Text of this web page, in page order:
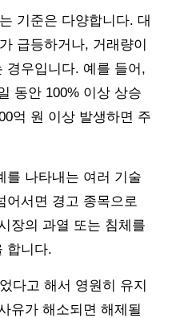
기준은 다양합니다. 대
급등하거나, 거래량이
경우입니다. 예를 들어,
동안 100% 이상 상승
억 원 이상 발생하면 주
를 나타내는 여러 기술
어서면 경고 종목으로
장의 과열 또는 침체를
합니다.
다고 해서 영원히 유지
유가 해소되면 해제될